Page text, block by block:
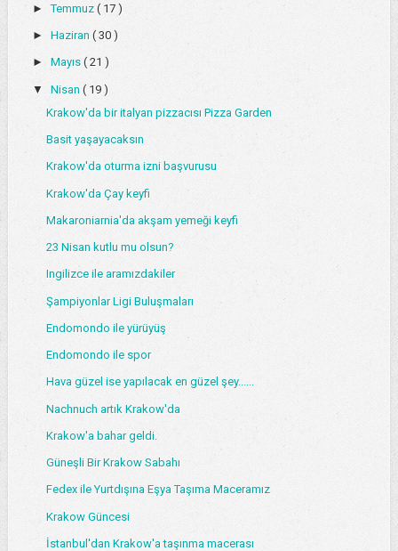
►Temmuz ( 17 )
► Haziran ( 30 )
► Mayıs ( 21 )
▼ Nisan ( 19 )
Krakow'da bir italyan pizzacısı Pizza Garden
Basit yaşayacaksın
Krakow'da oturma izni başvurusu
Krakow'da Çay keyfi
Makaroniarnia'da akşam yemeği keyfi
23 Nisan kutlu mu olsun?
Ingilizce ile aramızdakiler
Şampiyonlar Ligi Buluşmaları
Endomondo ile yürüyüş
Endomondo ile spor
Hava güzel ise yapılacak en güzel şey......
Nachnuch artık Krakow'da
Krakow'a bahar geldi.
Güneşli Bir Krakow Sabahı
Fedex ile Yurtdışına Eşya Taşıma Maceramız
Krakow Güncesi
İstanbul'dan Krakow'a taşınma macerası